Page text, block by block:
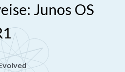
Junos OS